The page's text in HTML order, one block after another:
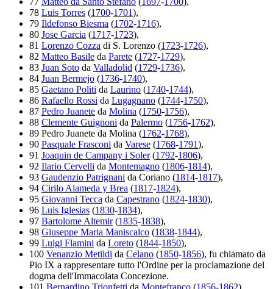
78 Luis Torres (1700-1701),
79 Ildefonso Biesma (1702-1716),
80 Jose Garcia (1717-1723),
81 Lorenzo Cozza di S. Lorenzo (1723-1726),
82 Matteo Basile da Parete (1727-1729),
83 Juan Soto da Valladolid (1729-1736),
84 Juan Bermejo (1736-1740),
85 Gaetano Politi da Laurino (1740-1744),
86 Rafaello Rossi da Lugagnano (1744-1750),
87 Pedro Juanete da Molina (1750-1756),
88 Clemente Guignoni da Palermo (1756-1762),
89 Pedro Juanete da Molina (1762-1768),
90 Pasquale Frasconi da Varese (1768-1791),
91 Joaquin de Campany i Soler(1792-1806),
92 Ilario Cervelli da Montemagno (1806-1814),
93 Gaudenzio Patrignani da Coriano (1814-1817),
94 Cirilo Alameda y Brea (1817-1824),
95 Giovanni Tecca da Capestrano (1824-1830),
96 Luis Iglesias (1830-1834),
97 Bartolome Altemir(1835-1838),
98 Giuseppe Maria Maniscalco (1838-1844),
99 Luigi Flamini da Loreto (1844-1850),
100 Venanzio Metildi da Celano (1850-1856), fu chiamato da
Pio IX a rappresentare tutto l'Ordine per la proclamazione del
dogma dell'Immacolata Concezione.